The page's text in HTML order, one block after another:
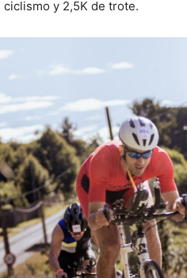
ciclismo y 2,5K de trote.